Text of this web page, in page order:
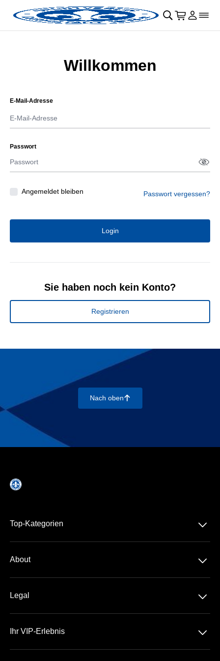
Navigation überspringen􀄫
􀊫 􀍩 Login
􀉩􀌇
Willkommen
E-Mail-Adresse
Passwort
􀋯
Angemeldet bleiben Passwort vergessen?
Login
Sie haben noch kein Konto?
Registrieren
Nach oben􀄨
Top-Kategorien 􀆈
About 􀆈
Team
Legal 􀆈
Ihr VIP-Erlebnis 􀆈